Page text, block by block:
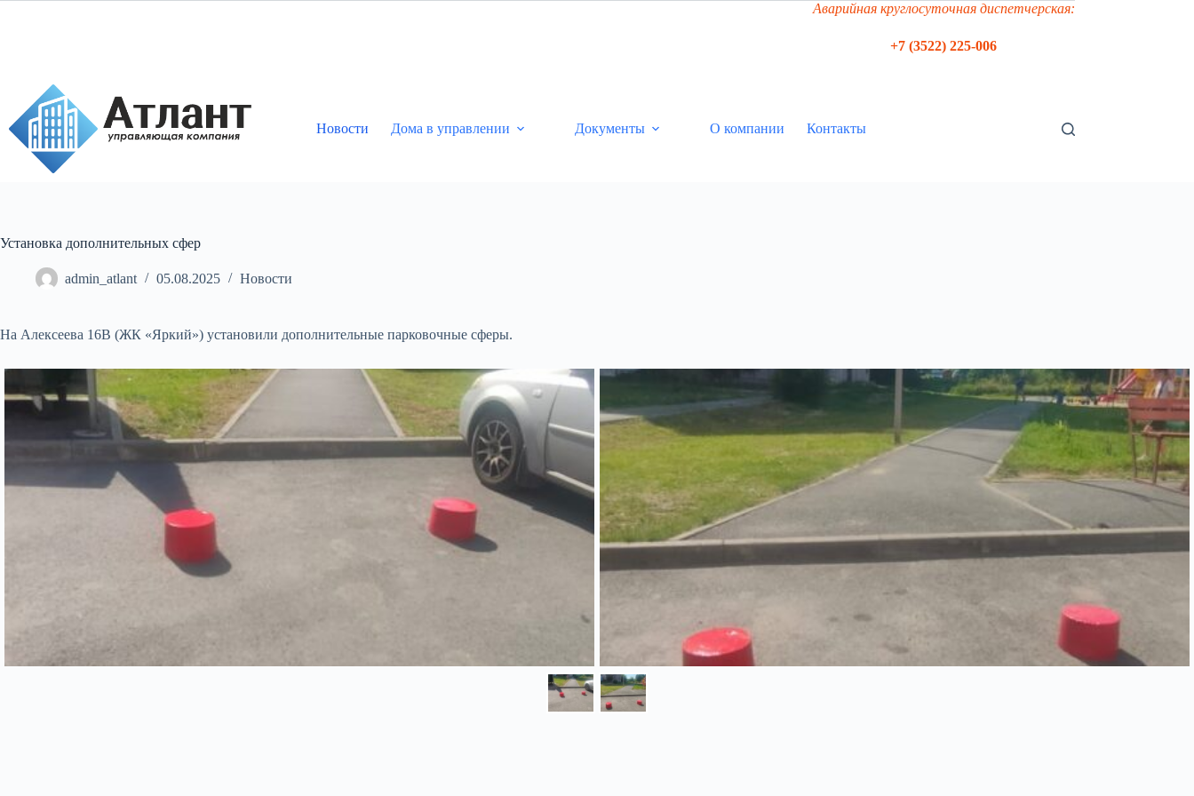
Аварийная круглосуточная диспетчерская:
+7 (3522) 225-006
Новости Дома в управлении Документы О компании Контакты
Установка дополнительных сфер
admin_atlant 05.08.2025 Новости
На Алексеева 16В (ЖК «Яркий») установили дополнительные парковочные сферы.